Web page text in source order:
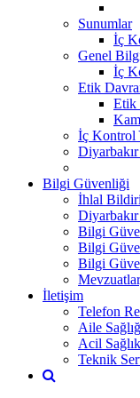
Sunumlar
İç
Genel
İç
Etik
Etik
İç Kontrol
Bilgi Güvenliği
İhlal
Bilgi
Bilgi
Bilgi
İletişim
Telefon
Aile
Acil
Teknik